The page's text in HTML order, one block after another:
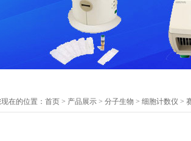
在的位置： 首页 > 产品展示 > 分子生物 > 细胞计数仪 >